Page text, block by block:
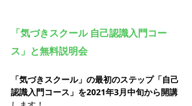
「気づきスクール 自己認識入門コー
ス」と無料説明会
「気づきスクール」の最初のステップ「自己
認識入門コース」を2021年3月中旬から開講